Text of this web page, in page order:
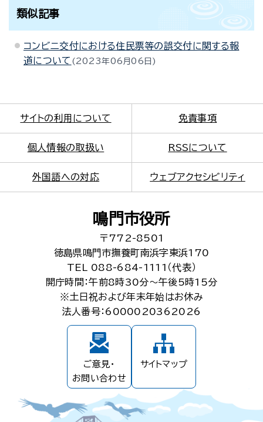
類似記事
コンビニ交付における住民票等の誤交付に関する報
道について
2023年06月06日
サイトの利用について 免責事項
個人情報の取扱い RSSについて
外国語への対応 ウェブアクセシビリティ
鳴門市役所
〒772-8501
徳島県鳴門市撫養町南浜字東浜170
TEL 088-684-1111（代表）
開庁時間：午前8時30分～午後5時15分
※土日祝および年末年始はお休み
法人番号：6000020362026
ご意見・
お問い合わせ
サイトマップ